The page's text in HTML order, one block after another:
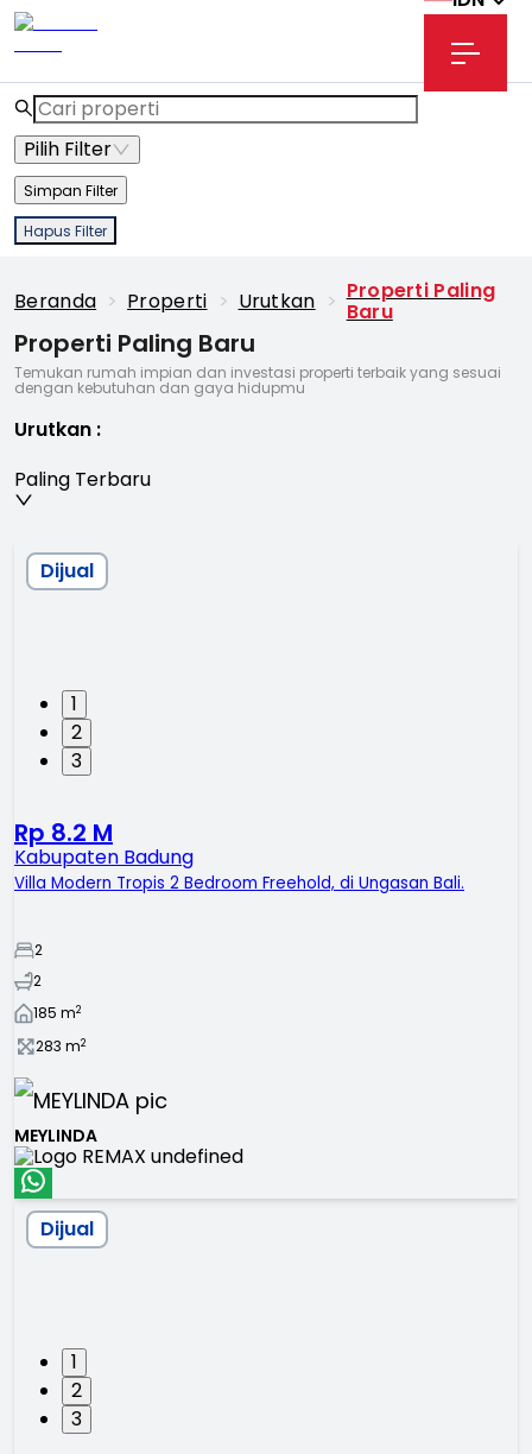
Pilih Filter
Simpan Filter
Hapus Filter
Beranda > Properti > Urutkan > Properti Paling
Baru
Properti Paling Baru
Temukan rumah impian dan investasi properti terbaik yang sesuai
dengan kebutuhan dan gaya hidupmu
Urutkan :
Paling Terbaru
1
2
3
Dijual
Rp 8.2 M
Kabupaten Badung
Villa Modern Tropis 2 Bedroom Freehold, di Ungasan Bali.
2
2
185 m2
283 m2
MEYLINDA
1
2
3
Dijual